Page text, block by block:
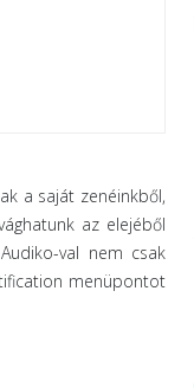
a saját zenéinkből,
az elejéből
val nem csak
menüpontot